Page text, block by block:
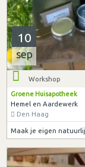
10
sep
Workshop
Groene Huisapotheek
Hemel en Aardewerk
Den Haag
Maak je eigen